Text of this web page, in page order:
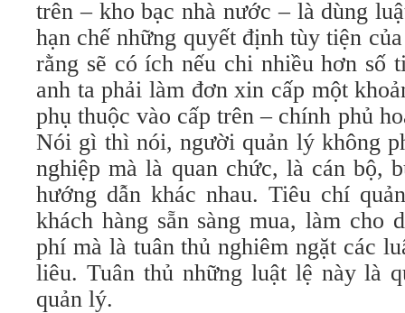
trên – kho bạc nhà nước – là dùng
hạn chế những quyết định tùy tiện
rằng sẽ có ích nếu chi nhiều hơn số
anh ta phải làm đơn xin cấp một
phụ thuộc vào cấp trên – chính phủ
Nói gì thì nói, người quản lý không
nghiệp mà là quan chức, là cán bộ,
hướng dẫn khác nhau. Tiêu chí
khách hàng sẵn sàng mua, làm cho
phí mà là tuân thủ nghiêm ngặt các
liêu. Tuân thủ những luật lệ này là
quản lý.